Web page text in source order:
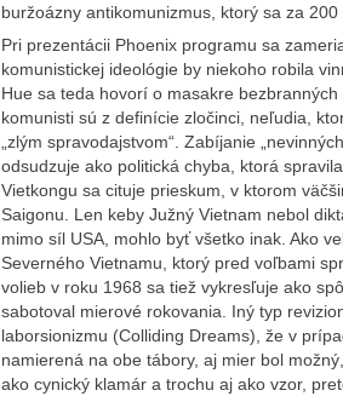
buržoázny antikomunizmus, ktorý sa za 200
Pri prezentácii Phoenix programu sa
komunistickej ideológie by niekoho robila
Hue sa teda hovorí o masakre
komunisti sú z definície zločinci, neľudia,
„zlým spravodajstvom“. Zabíjanie
odsudzuje ako politická chyba, ktorá
Vietkongu sa cituje prieskum, v ktorom
Saigonu. Len keby Južný Vietnam nebol
mimo síl USA, mohlo byť všetko inak. Ako
Severného Vietnamu, ktorý pred voľbami
volieb v roku 1968 sa tiež vykresľuje ako
sabotoval mierové rokovania. Iný typ
laborsionizmu (Colliding Dreams), že v
namierená na obe tábory, aj mier bol
ako cynický klamár a trochu aj ako vzor,